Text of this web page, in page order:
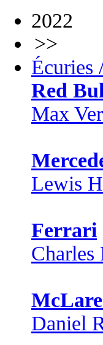
2022
>>
Écuries
Red
Max
Lewis
Ferrari
Charles
Daniel